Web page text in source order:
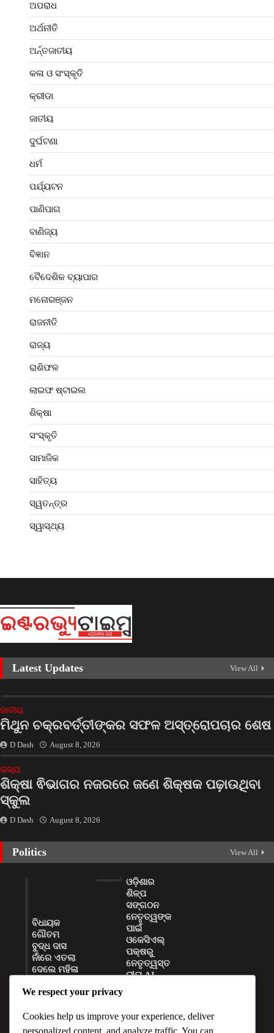
ଅପରାଧ
ଅର୍ଥନୀତି
ଅର୍ନ୍ତଜାତୀୟ
କଳା ଓ ସଂସ୍କୃତି
କ୍ରୀଡା
ଜାତୀୟ
ଦୁର୍ଘଟଣା
ଧର୍ମ
ପର୍ଯ୍ୟଟନ
ପାଣିପାଗ
ବାଣିଜ୍ୟ
ବିଜ୍ଞାନ
ବୈଦେଶିକ ବ୍ୟାପାର
ମନୋରଞ୍ଜନ
ରାଜନୀତି
ରାଜ୍ୟ
ରାଶିଫଳ
ଲାଇଫ ଷ୍ଟାଇଲ
ଶିକ୍ଷା
ସଂସ୍କୃତି
ସାମାଜିକ
ସାହିତ୍ୟ
ସ୍ୱତନ୍ତ୍ର
ସ୍ୱାସ୍ଥ୍ୟ
Latest Updates View All
ଜାତୀୟ
ମିଥୁନ ଚକ୍ରବର୍ତ୍ତୀଙ୍କର ସଫଳ ଅସ୍ତ୍ରୋପଚାର ଶେଷ
D Dash August 8, 2026
ରାଜ୍ୟ
ଶିକ୍ଷା ଵିଭାଗର ନଜରରେ ଜଣେ ଶିକ୍ଷକ ପଢ଼ାଉଥିବା
ସ୍କୁଲ
D Dash August 8, 2026
Politics View All
ବିଧାୟକ
ଗୌତମ
ବୁଦ୍ଧ ଦାସ
ନାଁରେ ଏତଲା
ଦେଲେ ମହିଳା
D Dash
August
8, 2026
ଓଡ଼ିଶାର
ଶିଳ୍ପ
ସଙ୍ଗଠନ
ନେତୃତ୍ୱଙ୍କ
ପାଇଁ
ଓକେସିଏଲ୍
ପକ୍ଷରୁ
ନେତୃତ୍ୱସ୍ତ
ରୀୟ AI
ଆୟୋଜିତ
We respect your privacy
Cookies help us improve your experience, deliver
personalized content, and analyze traffic. You can